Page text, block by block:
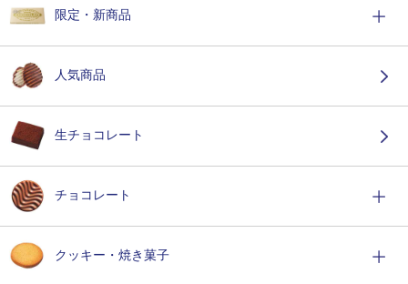
限定・新商品
人気商品
生チョコレート
チョコレート
クッキー・焼き菓子